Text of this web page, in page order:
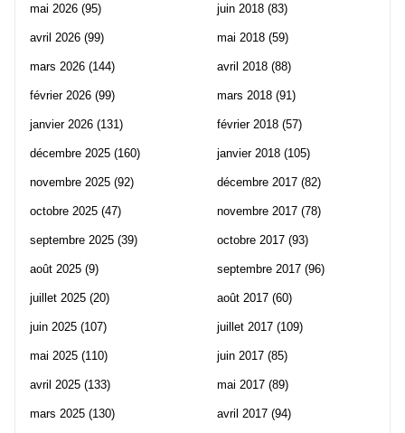
mai 2026 (95)
avril 2026 (99)
mars 2026 (144)
février 2026 (99)
janvier 2026 (131)
décembre 2025 (160)
novembre 2025 (92)
octobre 2025 (47)
septembre 2025 (39)
août 2025 (9)
juillet 2025 (20)
juin 2025 (107)
mai 2025 (110)
avril 2025 (133)
mars 2025 (130)
juin 2018 (83)
mai 2018 (59)
avril 2018 (88)
mars 2018 (91)
février 2018 (57)
janvier 2018 (105)
décembre 2017 (82)
novembre 2017 (78)
octobre 2017 (93)
septembre 2017 (96)
août 2017 (60)
juillet 2017 (109)
juin 2017 (85)
mai 2017 (89)
avril 2017 (94)